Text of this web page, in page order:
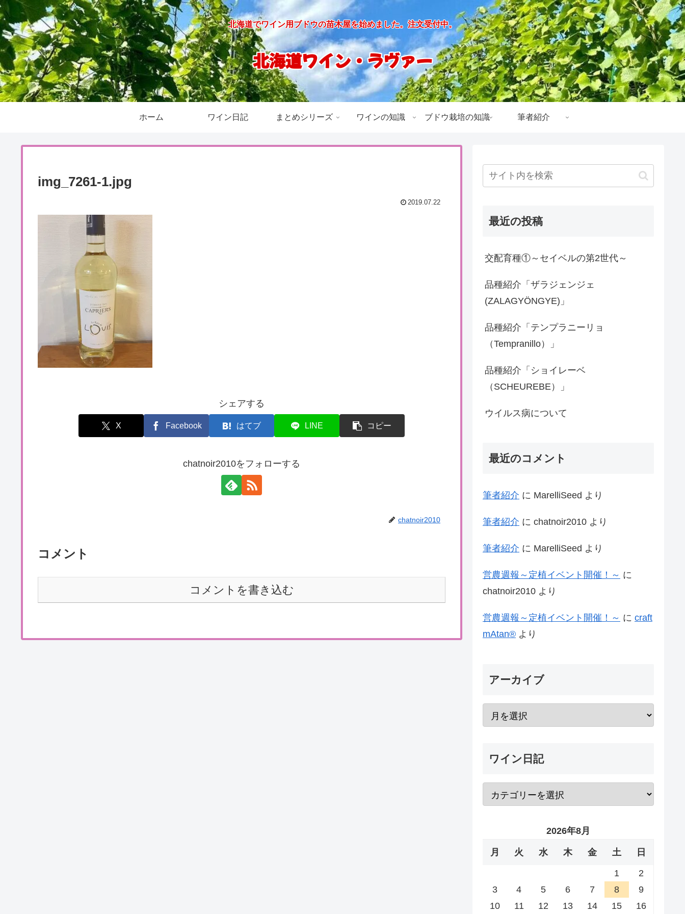
北海道でワイン用ブドウの苗木屋を始めました。注文受付中。
北海道ワイン・ラヴァー
ホーム ワイン日記 まとめシリーズ ワインの知識 ブドウ栽培の知識 筆者紹介
img_7261-1.jpg
2019.07.22
シェアする
X Facebook はてブ LINE コピー
chatnoir2010をフォローする
chatnoir2010
コメント
コメントを書き込む
最近の投稿
交配育種①～セイベルの第2世代～
品種紹介「ザラジェンジェ
(ZALAGYÖNGYE)」
品種紹介「テンプラニーリョ
（Tempranillo）」
品種紹介「ショイレーベ
（SCHEUREBE）」
ウイルス病について
最近のコメント
筆者紹介 に MarelliSeed より
筆者紹介 に chatnoir2010 より
筆者紹介 に MarelliSeed より
営農週報～定植イベント開催！～ に
chatnoir2010 より
営農週報～定植イベント開催！～ に craft
mAtan® より
アーカイブ
ワイン日記
2026年8月
月 火 水 木 金 土 日
1
2
3
4 5 6 7 8
9
10
11 12 13 14 15 16